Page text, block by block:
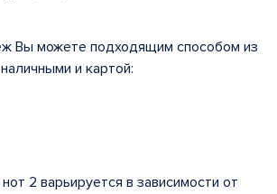
Вы можете подходящим способом из
и картой:
2 варьируется в зависимости от